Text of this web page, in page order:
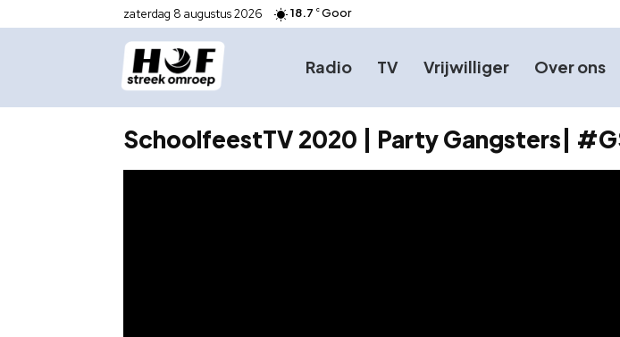
zaterdag 8 augustus 2026 18.7 C Goor
Radio TV Vrijwilliger Over ons
SchoolfeestTV 2020 | Party Gangsters|